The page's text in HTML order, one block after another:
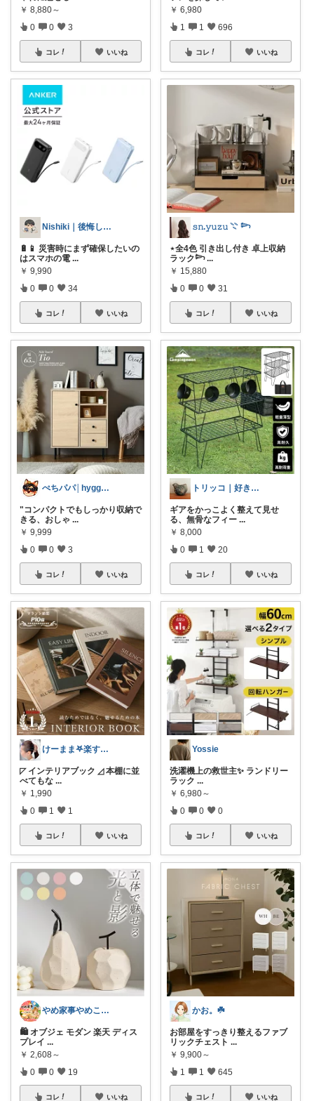
￥ 8,880～
0 0 3
コレ いいね
Nishiki｜後悔しない家と暮らし
🔋📱 災害時にまず確保したいの
はスマホの電 ...
￥ 9,990
0 0 34
コレ いいね
ぺちパパ│hyggeな心意気を大切に🌿
"コンパクトでもしっかり収納で
きる、おしゃ ...
￥ 9,999
0 0 3
コレ いいね
けーまま𖤐楽する家づくり☀︎*.｡
◸ インテリアブック ◿ 本棚に並
べてもな ...
￥ 1,990
0 1 1
コレ いいね
やめ家事やめこ♡一軍インテリア
🛍 オブジェ モダン 楽天 ディス
プレイ ...
￥ 2,608～
0 0 19
コレ いいね
￥ 6,980
1 1 696
コレ いいね
𝚜𝚗.𝚢𝚞𝚣𝚞 𓇢 𓆸
⋆全4色 引き出し付き 卓上収納
ラック𓆸...
￥ 15,880
0 0 31
コレ いいね
トリッコ｜好きな雑貨・インテリア
ギアをかっこよく整えて見せ
る、無骨なフィー ...
￥ 8,000
0 1 20
コレ いいね
Yossie
洗濯機上の救世主✨ ランドリー
ラック ...
￥ 6,980～
0 0 0
コレ いいね
かお。☘️
お部屋をすっきり整えるファブ
リックチェスト ...
￥ 9,900～
1 1 645
コレ いいね